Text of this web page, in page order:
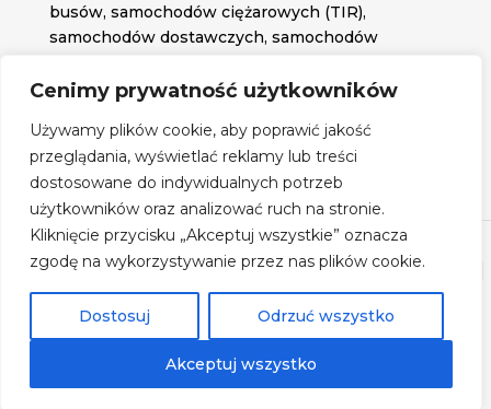
Cenimy prywatność użytkowników
Używamy plików cookie, aby poprawić jakość
przeglądania, wyświetlać reklamy lub treści
dostosowane do indywidualnych potrzeb
użytkowników oraz analizować ruch na stronie.
Kliknięcie przycisku „Akceptuj wszystkie” oznacza
zgodę na wykorzystywanie przez nas plików cookie.
Dostosuj Odrzuć wszystko
Akceptuj wszystko
busów, samochodów ciężarowych (TIR),
samochodów dostawczych, samochodów
potrzebujesz.
Znajdź nas na: 
Obserwuj nas na:
Regulamin zakupów
Szyby Autobusowe- 2026| Realizacja: www.woh.group
Rozwiązania technologiczne:iSerwer.pl